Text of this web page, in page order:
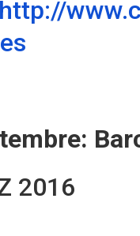
http://
2016